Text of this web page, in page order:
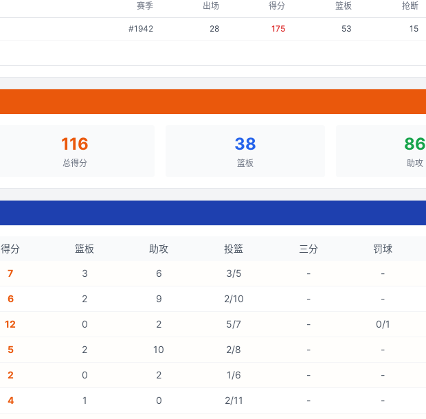
赛季 出场 得分 篮板 抢断
#1942 28 175 53 15
116
总得分
38
篮板
86
助攻
得分 篮板 助攻 投篮 三分 罚球
7 3 6 3/5 - -
6 2 9 2/10 - -
12 0 2 5/7 - 0/1
5 2 10 2/8 - -
2 0 2 1/6 - -
4 1 0 2/11 - -